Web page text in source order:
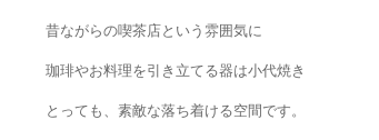
昔ながらの喫茶店という雰囲気に
珈琲やお料理を引き立てる器は小代焼き
とっても、素敵な落ち着ける空間です。